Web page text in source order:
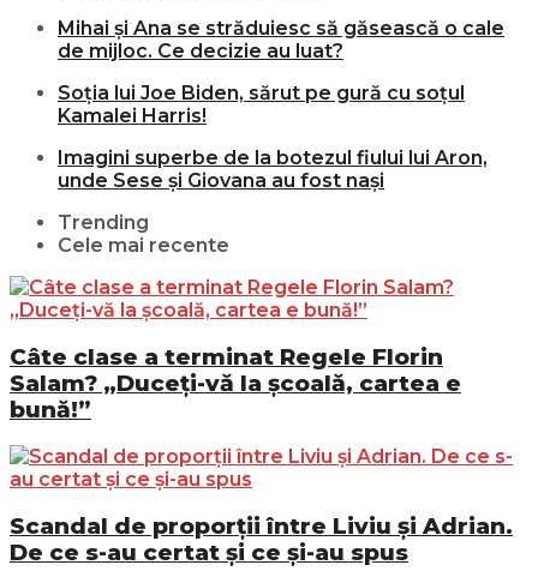
Mihai și Ana se străduiesc să găsească o cale
de mijloc. Ce decizie au luat?
Soția lui Joe Biden, sărut pe gură cu soțul
Kamalei Harris!
Imagini superbe de la botezul fiului lui Aron,
unde Sese și Giovana au fost nași
Trending
Cele mai recente
Câte clase a terminat Regele Florin
Salam? „Duceți-vă la școală, cartea e
bună!”
Scandal de proporții între Liviu și Adrian.
De ce s-au certat și ce și-au spus